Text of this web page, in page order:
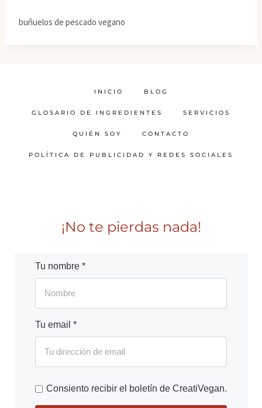
buñuelos de pescado vegano
INICIO BLOG
GLOSARIO DE INGREDIENTES SERVICIOS
QUIÉN SOY CONTACTO
POLÍTICA DE PUBLICIDAD Y REDES SOCIALES
¡No te pierdas nada!
Tu nombre *
Tu email *
Consiento recibir el boletín de CreatiVegan.